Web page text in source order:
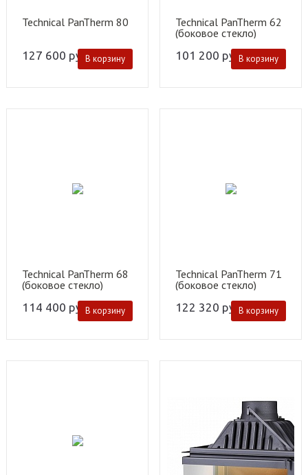
Technical PanTherm 80
127 600 руб.В корзину
Technical PanTherm 62
(боковое стекло)
101 200 руб.В корзину
Technical PanTherm 68
(боковое стекло)
114 400 руб.В корзину
Technical PanTherm 71
(боковое стекло)
122 320 руб.В корзину